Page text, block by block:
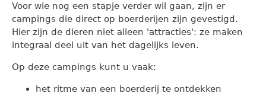
Voor wie nog een stapje verder wil gaan, zijn er
campings die direct op boerderijen zijn gevestigd.
Hier zijn de dieren niet alleen 'attracties': ze maken
integraal deel uit van het dagelijks leven.
Op deze campings kunt u vaak:
het ritme van een boerderij te ontdekken